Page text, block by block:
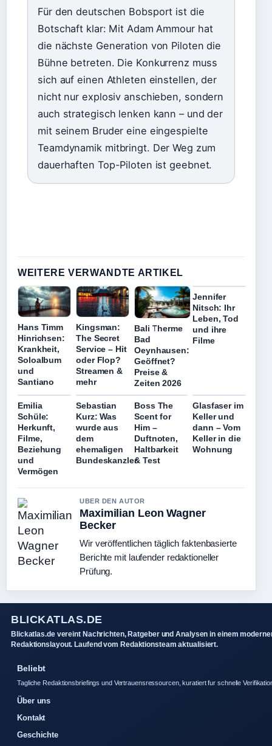
Für den deutschen Bobsport ist die
Botschaft klar: Mit Adam Ammour hat
die nächste Generation von Piloten die
Bühne betreten. Die Konkurrenz muss
sich auf einen Athleten einstellen, der
nicht nur explosiv anschieben, sondern
auch strategisch lenken kann – und der
mit seinem Bruder eine eingespielte
Teamdynamik mitbringt. Der Weg zum
dauerhaften Top-Piloten ist geebnet.
WEITERE VERWANDTE ARTIKEL
Hans Timm
Hinrichsen:
Krankheit,
Soloalbum
und
Santiano
Kingsman:
The Secret
Service – Hit
oder Flop?
Streamen &
mehr
Bali Therme
Bad
Oeynhausen:
Geöffnet?
Preise &
Zeiten 2026
Jennifer
Nitsch: Ihr
Leben, Tod
und ihre
Filme
Emilia
Schüle:
Herkunft,
Filme,
Beziehung
und
Vermögen
Sebastian
Kurz: Was
wurde aus
dem
ehemaligen
Bundeskanzler
Boss The
Scent for
Him –
Duftnoten,
Haltbarkeit
& Test
Glasfaser im
Keller und
dann – Vom
Keller in die
Wohnung
UBER DEN AUTOR
Maximilian Leon Wagner
Becker
Wir veröffentlichen täglich faktenbasierte
Berichte mit laufender redaktioneller
Prüfung.
BLICKATLAS.DE
Blickatlas.de vereint Nachrichten, Ratgeber und Analysen in einem
Redaktionslayout. Laufend vom Redaktionsteam aktualisiert.
Beliebt
Tagliche Redaktionsbriefings und Vertrauensressourcen, kuratiert fur schnelle
Über uns
Kontakt
Geschichte